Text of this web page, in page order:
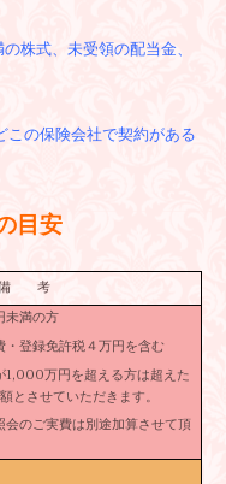
株式、未受領の配当金、
この保険会社で契約がある
目安
考
満の方
登録免許税４万円を含む
万円を超える方は超えた
とさせていただきます。
のご実費は別途加算させて頂